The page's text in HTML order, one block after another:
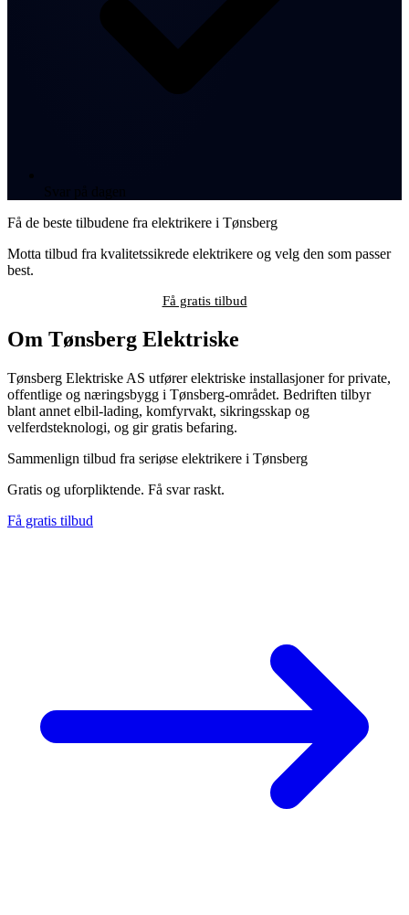
Få de beste tilbudene fra elektrikere i Tønsberg
Motta tilbud fra kvalitetssikrede elektrikere og velg den som passer
best.
Få gratis tilbud
Om Tønsberg Elektriske
Tønsberg Elektriske AS utfører elektriske installasjoner for private,
offentlige og næringsbygg i Tønsberg-området. Bedriften tilbyr
blant annet elbil-lading, komfyrvakt, sikringsskap og
velferdsteknologi, og gir gratis befaring.
Sammenlign tilbud fra seriøse elektrikere i Tønsberg
Gratis og uforpliktende. Få svar raskt.
Få gratis tilbud